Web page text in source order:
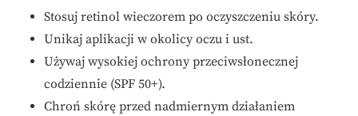
Stosuj retinol wieczorem po oczyszczeniu skóry.
Unikaj aplikacji w okolicy oczu i ust.
Używaj wysokiej ochrony przeciwsłonecznej
codziennie (SPF 50+).
Chroń skórę przed nadmiernym działaniem